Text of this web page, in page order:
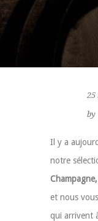
25
by
Il y a
notre
et nous
qui arrivent